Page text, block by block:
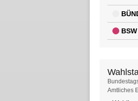
BSW
Amtliches